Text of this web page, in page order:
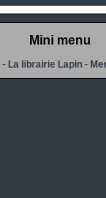
Mini menu
-La librairie Lapin -